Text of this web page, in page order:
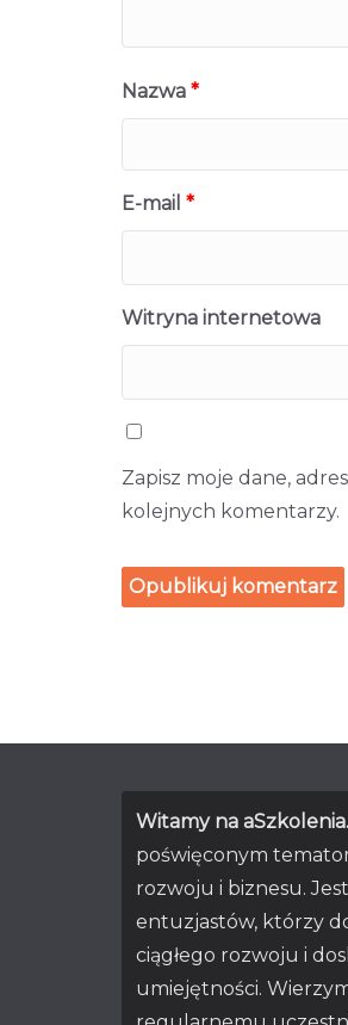
Nazwa *
E-mail *
Witryna internetowa
Zapisz moje dane,
kolejnych komentarzy.
Witamy na
poświęconym
rozwoju i biznesu.
entuzjastów, którzy
ciągłego rozwoju i
umiejętności.